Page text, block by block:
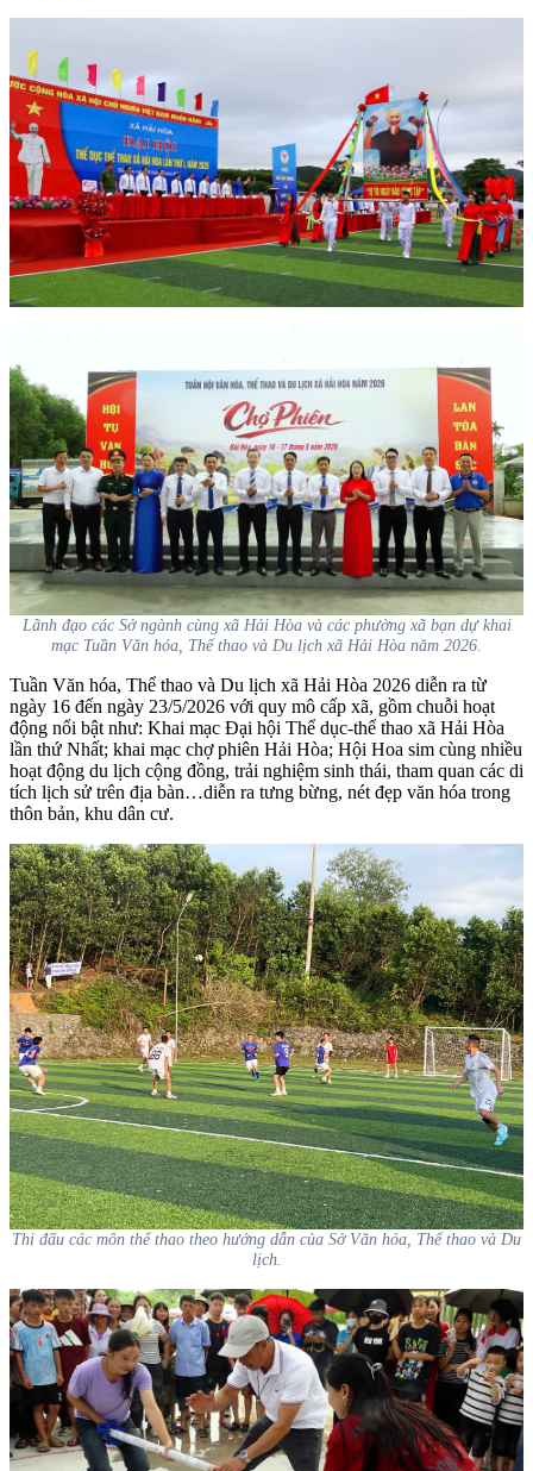
Lãnh đạo các Sở ngành cùng xã Hải Hòa và các phường xã bạn dự khai
mạc Tuần Văn hóa, Thể thao và Du lịch xã Hải Hòa năm 2026.
Tuần Văn hóa, Thể thao và Du lịch xã Hải Hòa 2026 diễn ra từ
ngày 16 đến ngày 23/5/2026 với quy mô cấp xã, gồm chuỗi hoạt
động nổi bật như: Khai mạc Đại hội Thể dục-thể thao xã Hải Hòa
lần thứ Nhất; khai mạc chợ phiên Hải Hòa; Hội Hoa sim cùng nhiều
hoạt động du lịch cộng đồng, trải nghiệm sinh thái, tham quan các di
tích lịch sử trên địa bàn…diễn ra tưng bừng, nét đẹp văn hóa trong
thôn bản, khu dân cư.
Thi đấu các môn thể thao theo hướng dẫn của Sở Văn hóa, Thể thao và Du
lịch.